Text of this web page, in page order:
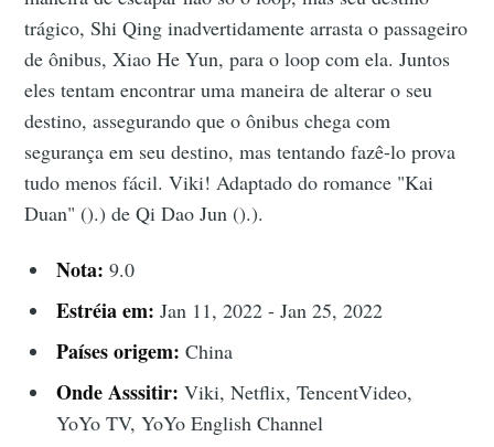
trágico, Shi Qing inadvertidamente arrasta o passageiro
de ônibus, Xiao He Yun, para o loop com ela. Juntos
eles tentam encontrar uma maneira de alterar o seu
destino, assegurando que o ônibus chega com
segurança em seu destino, mas tentando fazê-lo prova
tudo menos fácil. Viki! Adaptado do romance "Kai
Duan" ().) de Qi Dao Jun ().).
Nota: 9.0
Estréia em: Jan 11, 2022 - Jan 25, 2022
Países origem: China
Onde Asssitir: Viki, Netflix, TencentVideo,
YoYo TV, YoYo English Channel